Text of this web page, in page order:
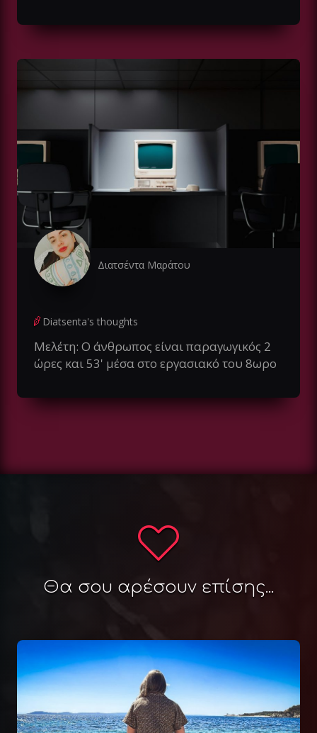
Διατσέντα Μαράτου
Diatsenta's thoughts
Μελέτη: Ο άνθρωπος είναι παραγωγικός 2
ώρες και 53' μέσα στο εργασιακό του 8ωρο
Θα σου αρέσουν επίσης...